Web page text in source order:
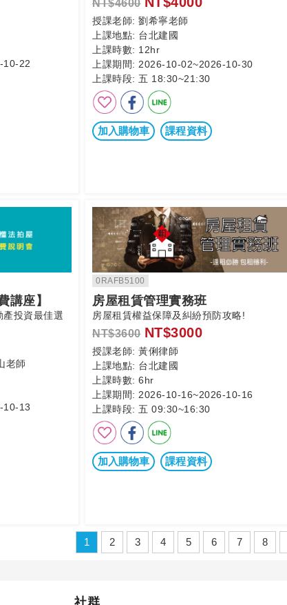
10-22
NT$4600
授課老師: 劉希寧老師
上課地點: 台北建國
上課時數: 12hr
上課期間: 2026-10-02~2026-10-30
上課時段: 五 18:30~21:30
加入購物車 課程資料
講座】
投資最佳選
老師
10-13
0RAFB5100
房屋租賃管理實務班
房屋租賃權益保障及糾紛預防攻略!
NT$3600 NT$3000
授課老師: 黃俐律師
上課地點: 台北建國
上課時數: 6hr
上課期間: 2026-10-16~2026-10-16
上課時段: 五 09:30~16:30
加入購物車 課程資料
1 2 3 4 5 6 7 8